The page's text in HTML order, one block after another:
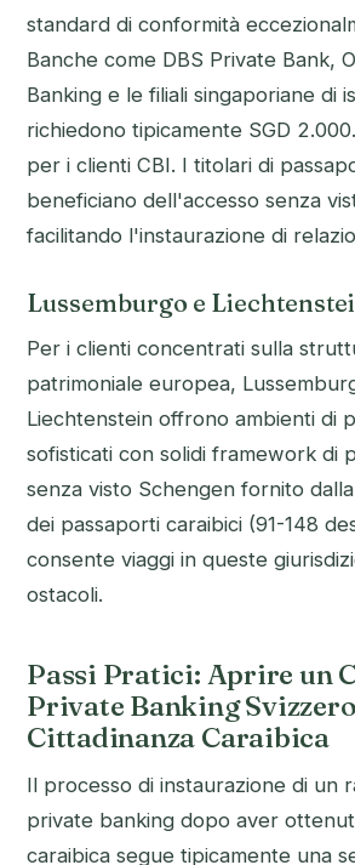
standard di conformità
Banche come DBS Private Bank,
Banking e le filiali singaporiane di
richiedono tipicamente SGD
per i clienti CBI. I titolari di
beneficiano dell'accesso senza
facilitando l'instaurazione di
Lussemburgo e
Per i clienti concentrati sulla
patrimoniale europea,
Liechtenstein offrono ambienti di
sofisticati con solidi framework di
senza visto Schengen fornito
dei passaporti caraibici (91-148
consente viaggi in queste
ostacoli.
Passi Pratici: Aprire un
Private Banking
Cittadinanza Caraibica
Il processo di instaurazione di un
private banking dopo aver
caraibica segue tipicamente una